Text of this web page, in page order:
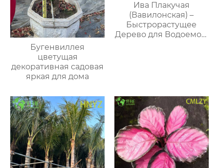
Бугенвиллея
цветущая
декоративная садовая
яркая для дома
Ива Плакучая
(Вавилонская) –
Быстрорастущее
Дерево для Водоемов,